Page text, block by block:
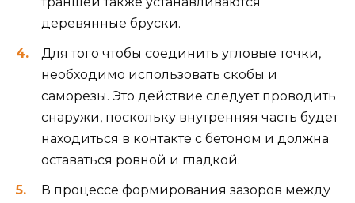
деревянные бруски.
Для того чтобы соединить угловые точки,
необходимо использовать скобы и
саморезы. Это действие следует проводить
снаружи, поскольку внутренняя часть будет
находиться в контакте с бетоном и должна
оставаться ровной и гладкой.
В процессе формирования зазоров между